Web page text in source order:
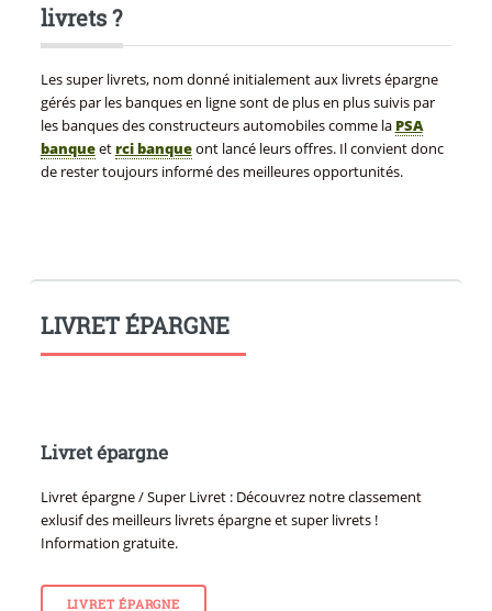
livrets ?
Les super livrets, nom donné initialement aux livrets épargne
gérés par les banques en ligne sont de plus en plus suivis par
les banques des constructeurs automobiles comme la PSA
banqueetrci banqueont lancé leurs offres. Il convient donc
de rester toujours informé des meilleures opportunités.
LIVRET ÉPARGNE
Livret épargne
Livret épargne / Super Livret : Découvrez notre classement
exlusif des meilleurs livrets épargne et super livrets !
Information gratuite.
LIVRET ÉPARGNE